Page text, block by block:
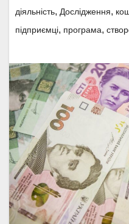
діяльність, Дослідження,
підприємці, програма,